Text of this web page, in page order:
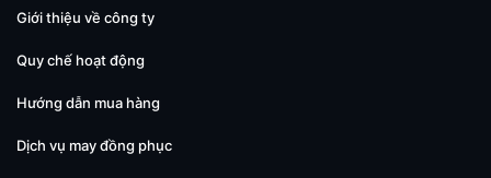
Giới thiệu về công ty
Quy chế hoạt động
Hướng dẫn mua hàng
Dịch vụ may đồng phục